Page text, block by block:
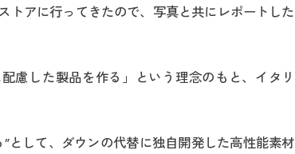
トアに行ってきたので、写真と共にレポートした
慮した製品を作る」という理念のもと、イタリ
として、ダウンの代替に独自開発した高性能素材